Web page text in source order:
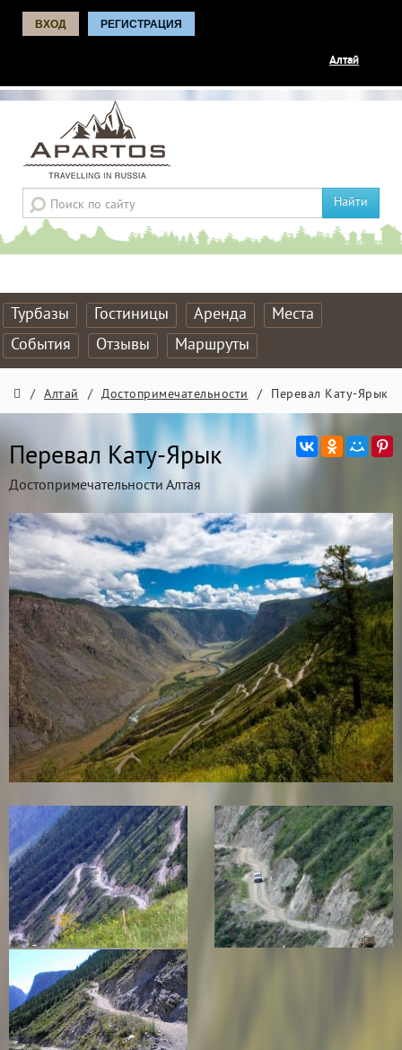
ВХОД РЕГИСТРАЦИЯ
Алтай
Найти
Турбазы Гостиницы Аренда
Места
События
Отзывы Маршруты
/ Алтай / Достопримечательности / Перевал Кату-Ярык
Перевал Кату-Ярык
Достопримечательности Алтая